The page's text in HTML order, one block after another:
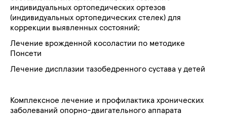
индивидуальных ортопедических ортезов
(индивидуальных ортопедических стелек) для
коррекции выявленных состояний;
Лечение врожденной косоластии по методике
Понсети
Лечение дисплазии тазобедренного сустава у детей
Комплексное лечение и профилактика хронических
заболеваний опорно-двигательного аппарата